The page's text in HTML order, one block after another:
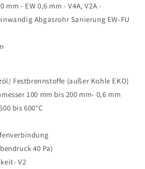
mm - EW 0,6 mm - V4A, V2A -
Abgasrohr Sanierung EW-FU
Festbrennstoffe (außer Kohle EKO)
100 mm bis 200 mm- 0,6 mm
bis 600°C
40 Pa)
V2